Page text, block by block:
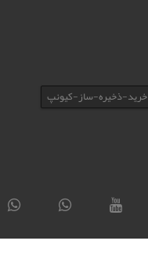
خرید-ذخیره-ساز-کیونپ